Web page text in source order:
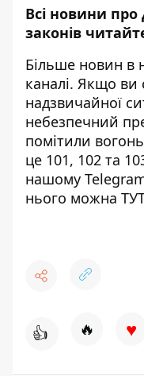
Всі новини
законів
Більше новин в
каналі. Якщо ви
надзвичайної
небезпечний
помітили
це 101, 102 та
нашому
нього можна ТУТ
👍 🔥 ♥